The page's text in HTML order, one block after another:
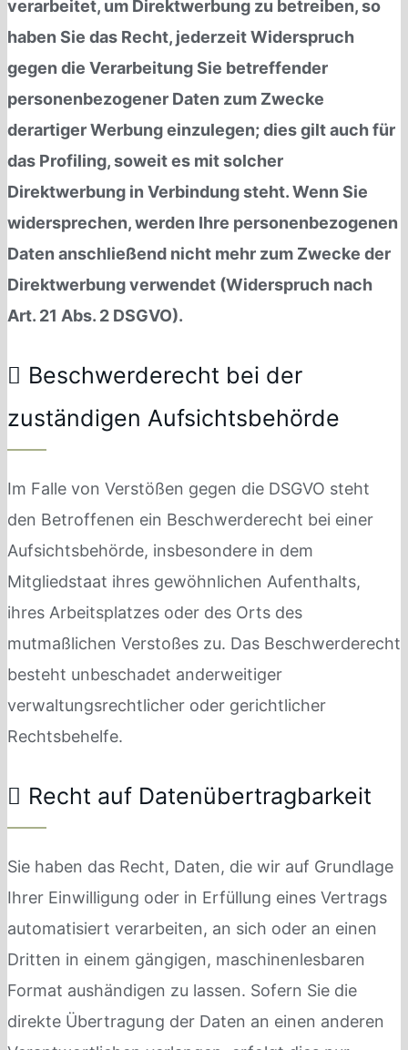
verarbeitet, um Direktwerbung zu betreiben, so
haben Sie das Recht, jederzeit Widerspruch
gegen die Verarbeitung Sie betreffender
personenbezogener Daten zum Zwecke
derartiger Werbung einzulegen; dies gilt auch für
das Profiling, soweit es mit solcher
Direktwerbung in Verbindung steht. Wenn Sie
widersprechen, werden Ihre personenbezogenen
Daten anschließend nicht mehr zum Zwecke der
Direktwerbung verwendet (Widerspruch nach
Art. 21 Abs. 2 DSGVO).
Beschwerderecht bei der
zuständigen Aufsichtsbehörde
Im Falle von Verstößen gegen die DSGVO steht
den Betroffenen ein Beschwerderecht bei einer
Aufsichtsbehörde, insbesondere in dem
Mitgliedstaat ihres gewöhnlichen Aufenthalts,
ihres Arbeitsplatzes oder des Orts des
mutmaßlichen Verstoßes zu. Das Beschwerderecht
besteht unbeschadet anderweitiger
verwaltungsrechtlicher oder gerichtlicher
Rechtsbehelfe.
Recht auf Datenübertragbarkeit
Sie haben das Recht, Daten, die wir auf Grundlage
Ihrer Einwilligung oder in Erfüllung eines Vertrags
automatisiert verarbeiten, an sich oder an einen
Dritten in einem gängigen, maschinenlesbaren
Format aushändigen zu lassen. Sofern Sie die
direkte Übertragung der Daten an einen anderen